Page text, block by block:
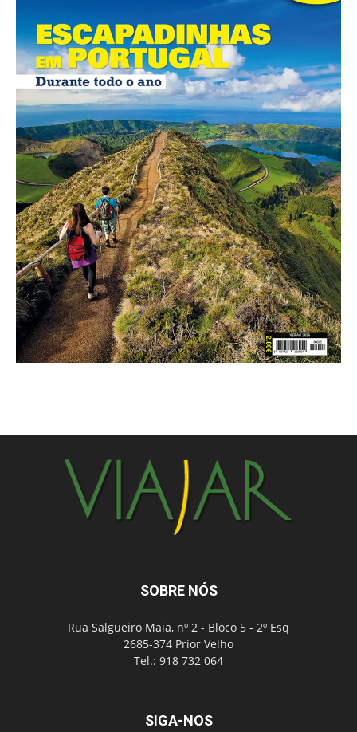
SOBRE NÓS
Rua Salgueiro Maia, nº 2 - Bloco 5 - 2º Esq
2685-374 Prior Velho
Tel.: 918 732 064
SIGA-NOS